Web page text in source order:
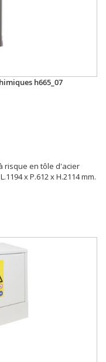
h665_07
risque en tôle d'acier
x P.612 x H.2114 mm.